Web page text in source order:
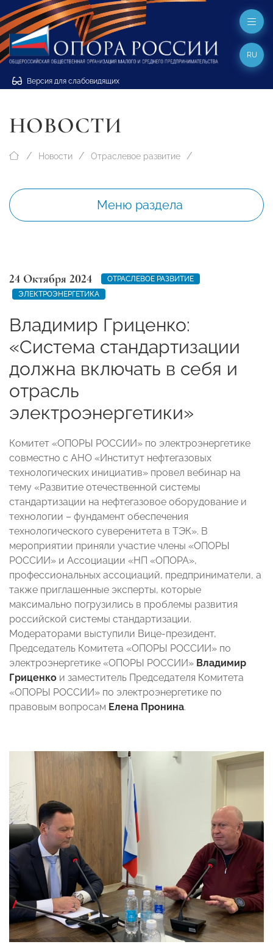
Версия для слабовидящих
RU
НОВОСТИ
Новости Отраслевое развитие
Меню раздела
24 Октября 2024
ОТРАСЛЕВОЕ РАЗВИТИЕ
ЭЛЕКТРОЭНЕРГЕТИКА
Владимир Гриценко:
«Система стандартизации
должна включать в себя и
отрасль
электроэнергетики»
Комитет «ОПОРЫ РОССИИ» по электроэнергетике
совместно с АНО «Институт нефтегазовых
технологических инициатив» провел вебинар на
тему «Развитие отечественной системы
стандартизации на нефтегазовое оборудование и
технологии – фундамент обеспечения
технологического суверенитета в ТЭК». В
мероприятии приняли участие члены «ОПОРЫ
РОССИИ» и Ассоциации «НП «ОПОРА»,
профессиональных ассоциаций, предприниматели, а
также приглашенные эксперты, которые
максимально погрузились в проблемы развития
российской системы стандартизации.
Модераторами выступили Вице-президент,
Председатель Комитета «ОПОРЫ РОССИИ» по
электроэнергетике «ОПОРЫ РОССИИ» Владимир
Гриценко и заместитель Председателя Комитета
«ОПОРЫ РОССИИ» по электроэнергетике по
правовым вопросам Елена Пронина.